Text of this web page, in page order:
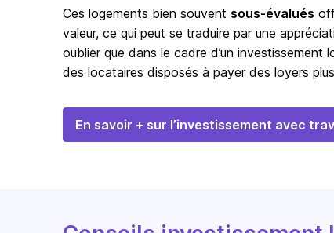
Ces logements bien souvent sous-évalués
valeur, ce qui peut se traduire par une
oublier que dans le cadre d’un
des locataires disposés à payer des loyers
En savoir + sur l’investissement avec